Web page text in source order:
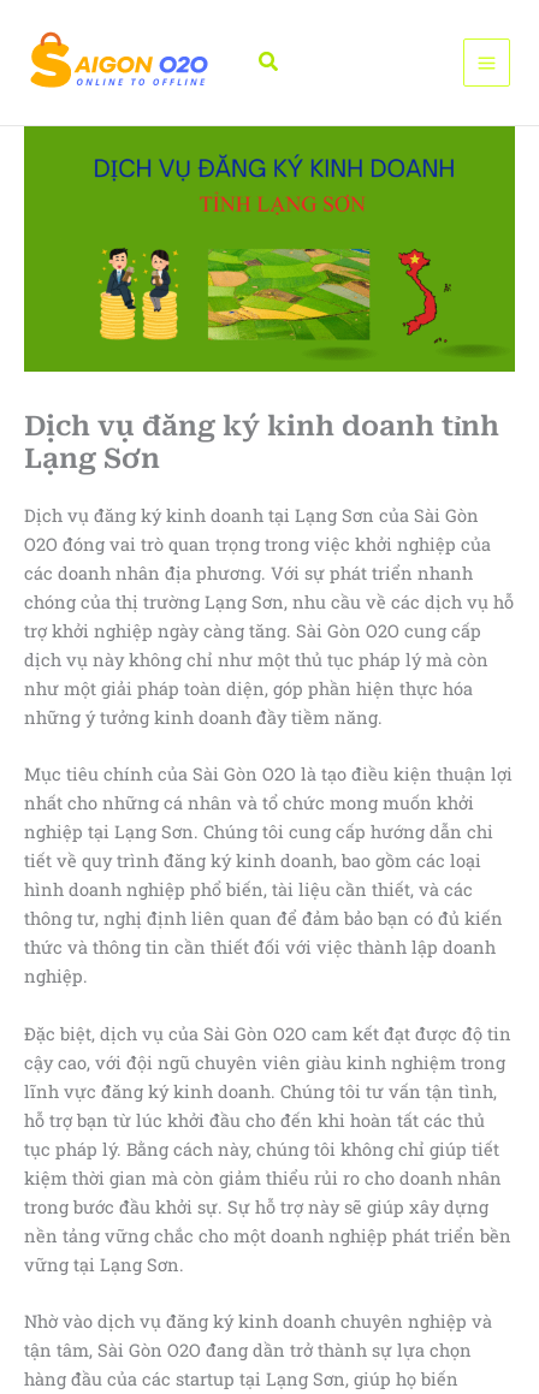
Tìm
Dịch vụ đăng ký kinh doanh tỉnh
Lạng Sơn
Dịch vụ đăng ký kinh doanh tại Lạng Sơn của Sài Gòn
O2O đóng vai trò quan trọng trong việc khởi nghiệp của
các doanh nhân địa phương. Với sự phát triển nhanh
chóng của thị trường Lạng Sơn, nhu cầu về các dịch vụ hỗ
trợ khởi nghiệp ngày càng tăng. Sài Gòn O2O cung cấp
dịch vụ này không chỉ như một thủ tục pháp lý mà còn
như một giải pháp toàn diện, góp phần hiện thực hóa
những ý tưởng kinh doanh đầy tiềm năng.
Mục tiêu chính của Sài Gòn O2O là tạo điều kiện thuận lợi
nhất cho những cá nhân và tổ chức mong muốn khởi
nghiệp tại Lạng Sơn. Chúng tôi cung cấp hướng dẫn chi
tiết về quy trình đăng ký kinh doanh, bao gồm các loại
hình doanh nghiệp phổ biến, tài liệu cần thiết, và các
thông tư, nghị định liên quan để đảm bảo bạn có đủ kiến
thức và thông tin cần thiết đối với việc thành lập doanh
nghiệp.
Đặc biệt, dịch vụ của Sài Gòn O2O cam kết đạt được độ tin
cậy cao, với đội ngũ chuyên viên giàu kinh nghiệm trong
lĩnh vực đăng ký kinh doanh. Chúng tôi tư vấn tận tình,
hỗ trợ bạn từ lúc khởi đầu cho đến khi hoàn tất các thủ
tục pháp lý. Bằng cách này, chúng tôi không chỉ giúp tiết
kiệm thời gian mà còn giảm thiểu rủi ro cho doanh nhân
trong bước đầu khởi sự. Sự hỗ trợ này sẽ giúp xây dựng
nền tảng vững chắc cho một doanh nghiệp phát triển bền
vững tại Lạng Sơn.
Nhờ vào dịch vụ đăng ký kinh doanh chuyên nghiệp và
tận tâm, Sài Gòn O2O đang dần trở thành sự lựa chọn
hàng đầu của các startup tại Lạng Sơn, giúp họ biến